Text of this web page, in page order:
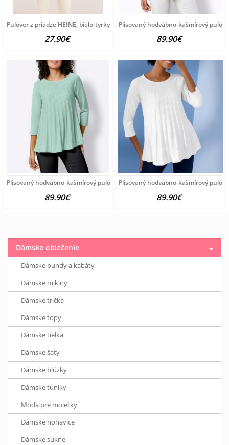
Pulóver z priadze HEINE, bielo-tyrkysový
27.90€
Plisovaný hodvábno-kašmírový
89.90€
Plisovaný hodvábno-kašmírový pulóver vzhľadom Création
89.90€
Plisovaný hodvábno-kašmírový
89.90€
Dámske oblečenie
Dámske bundy a kabáty
Dámske mikiny
Dámske tričká
Dámske topy
Dámske tielka
Dámske šaty
Dámske blúzky
Dámske tuniky
Móda pre moletky
Dámske nohavice
Dámske sukne